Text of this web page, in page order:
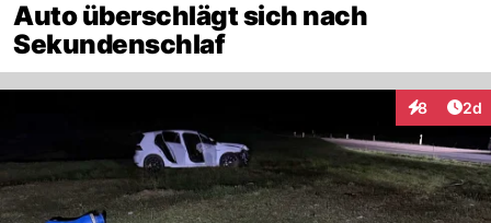
Auto überschlägt sich nach
Sekundenschlaf
8 2d